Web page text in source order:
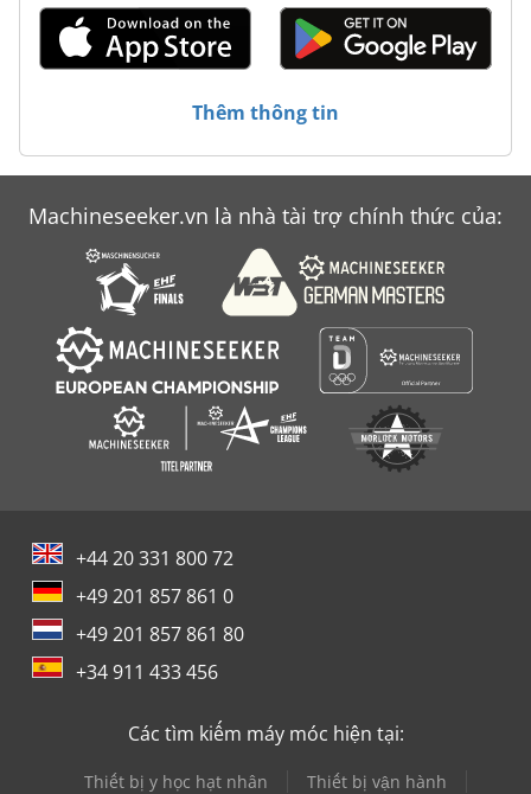
Thêm thông tin
Machineseeker.vn là nhà tài trợ chính thức của:
+44 20 331 800 72
+49 201 857 861 0
+49 201 857 861 80
+34 911 433 456
Các tìm kiếm máy móc hiện tại:
Thiết bị y học hạt nhân
Thiết bị vận hành